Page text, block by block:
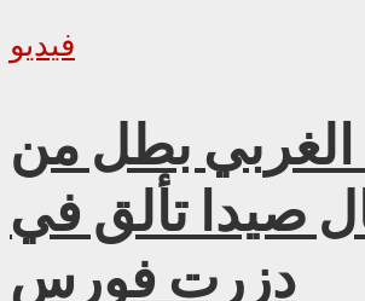
فيديو
بطل من
صيدا تألق في
دزرت فورس